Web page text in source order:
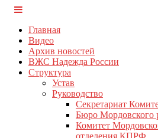
Перейти
содержимому
Главная
Видео
Архив новостей
ВЖС Надежда России
Структура
Устав
Руководство
Секретариат
Бюро
Комитет
отделения КПРФ